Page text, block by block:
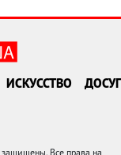
ИСКУССТВО ДОСУГ
Все права на